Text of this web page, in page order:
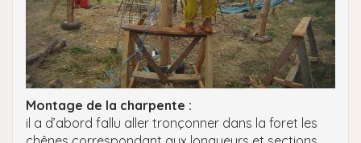
Montage de la charpente :
il a d’abord fallu aller tronçonner dans la foret les